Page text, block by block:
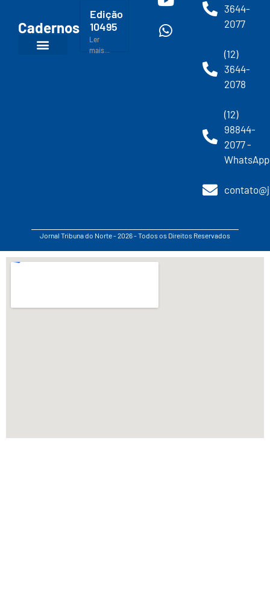
Cadernos
Edição
10495
Ler
mais...
3644-
2077
(12)
3644-
2078
(12)
98844-
2077 -
WhatsApp
Jornal Tribuna do Norte - 2026 - Todos os Direitos Reservados